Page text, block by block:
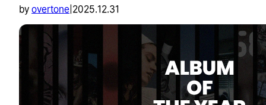
by overtone 2025.12.31